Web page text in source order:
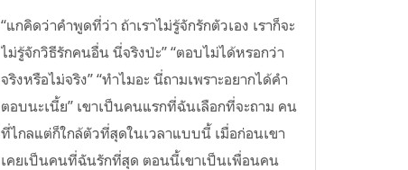
“แกคิดว่าคำพูดที่ว่า ถ้าเราไม่รู้จักรักตัวเอง เราก็จะ
ไม่รู้จักวิธีรักคนอื่น นี่จริงป่ะ” “ตอบไม่ได้หรอกว่า
จริงหรือไม่จริง” “ทำไมอะ นี่ถามเพราะอยากได้คำ
ตอบนะเนี้ย” เขาเป็นคนแรกที่ฉันเลือกที่จะถาม คน
ที่ไกลแต่ก็ใกล้ตัวที่สุดในเวลาแบบนี้ เมื่อก่อนเขา
เคยเป็นคนที่ฉันรักที่สุด ตอนนี้เขาเป็นเพื่อนคน